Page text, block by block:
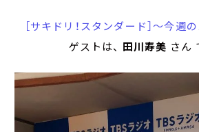
［サキドリ！スタンダード］～今週
ゲストは、 田川寿美 さん